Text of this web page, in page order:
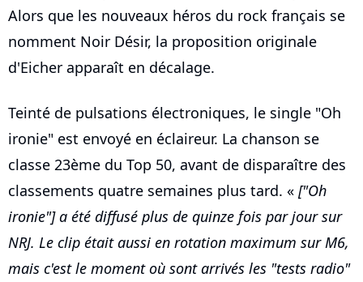
Alors que les nouveaux héros du rock français se
nomment Noir Désir, la proposition originale
d'Eicher apparaît en décalage.
Teinté de pulsations électroniques, le single "Oh
ironie" est envoyé en éclaireur. La chanson se
classe 23ème du Top 50, avant de disparaître des
classements quatre semaines plus tard. « ["Oh
ironie"] a été diffusé plus de quinze fois par jour sur
NRJ. Le clip était aussi en rotation maximum sur M6,
mais c'est le moment où sont arrivés les "tests radio"